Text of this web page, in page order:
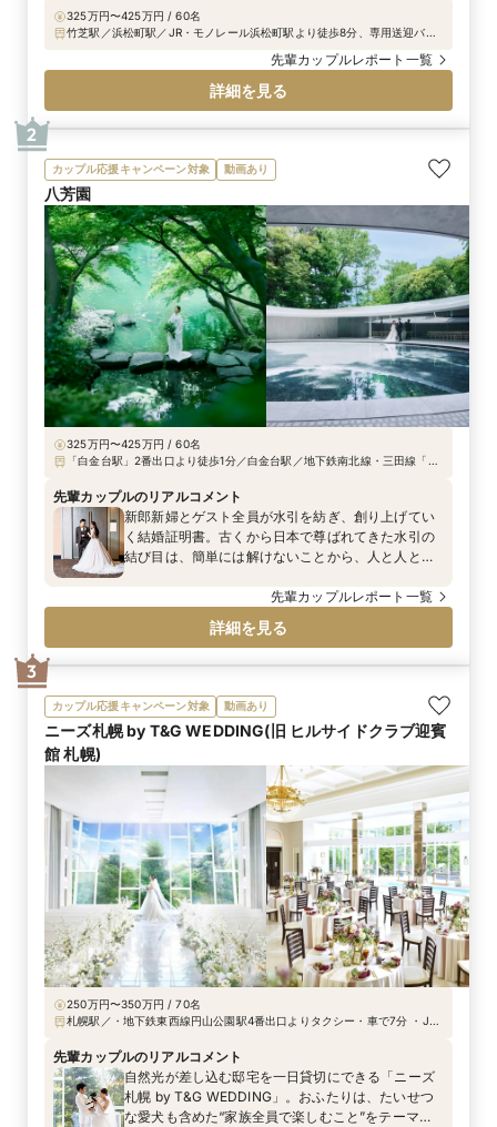
325万円〜425万円 / 60名
竹芝駅／浜松町駅／JR・モノレール浜松町駅より徒歩8分、専用送迎バス
先輩カップルレポート一覧
詳細を見る
カップル応援キャンペーン対象 動画あり
八芳園
325万円〜425万円 / 60名
「白金台駅」2番出口より徒歩1分／白金台駅／地下鉄南北線・三田線「白
芳園を送迎バスが運行（土・日・祝日婚礼日）
先輩カップルのリアルコメント
新郎新婦とゲスト全員が水引を紡ぎ、創り上げてい
く結婚証明書。古くから日本で尊ばれてきた水引の
結び目は、簡単には解けないことから、人と人との
ト、ゲスト同士のご縁も糸のようにつながり、寄り
添うことで、強い結びへとなる、そんな願いが込め
られた、世界に1つだけの結婚証明書となりました。
先輩カップルレポート一覧
詳細を見る
2
カップル応援キャンペーン対象 動画あり
ニーズ札幌 by T&G WEDDING(旧 ヒルサイドクラブ迎賓
館 札幌)
250万円〜350万円 / 70名
札幌駅／・地下鉄東西線円山公園駅4番出口よりタクシー・車で7分 ・JR
地下鉄東西線円山公園駅～伏見町高台下車徒歩1分
先輩カップルのリアルコメント
自然光が差し込む邸宅を一日貸切にできる「ニーズ
札幌 by T&G WEDDING」。おふたりは、たいせつ
な愛犬も含めた“家族全員で楽しむこと”をテーマ
3